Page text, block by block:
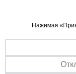
Нажимая